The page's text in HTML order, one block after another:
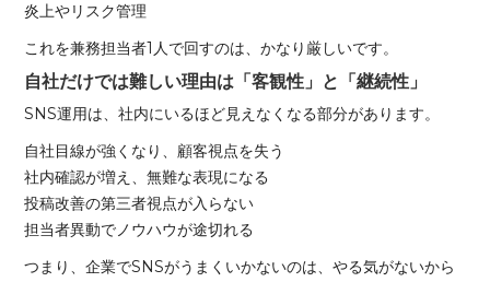
炎上やリスク管理
これを兼務担当者1人で回すのは、かなり厳しいです。
自社だけでは難しい理由は「客観性」と「継続性」
SNS運用は、社内にいるほど見えなくなる部分があります。
自社目線が強くなり、顧客視点を失う
社内確認が増え、無難な表現になる
投稿改善の第三者視点が入らない
担当者異動でノウハウが途切れる
つまり、企業でSNSがうまくいかないのは、やる気がないから